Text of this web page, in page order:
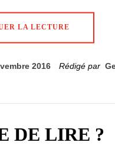
LA LECTURE
2016 Rédigé par
DE LIRE ?